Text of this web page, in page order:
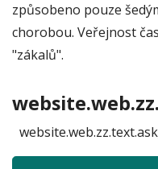
způsobeno pouze
chorobou. Veřejnost
"zákalů".